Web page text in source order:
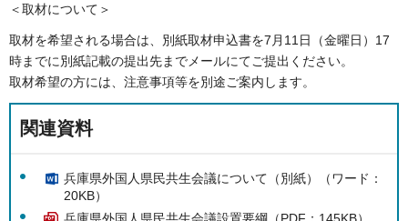
＜取材について＞
取材を希望される場合は、別紙取材申込書を7月11日（金曜日）17
時までに別紙記載の提出先までメールにてご提出ください。
取材希望の方には、注意事項等を別途ご案内します。
関連資料
兵庫県外国人県民共生会議について（別紙）（ワード：
20KB）